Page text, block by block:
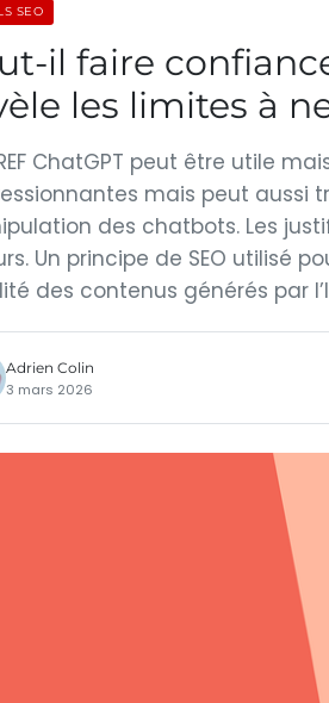
SEO
il faire
les limites à
ChatGPT peut être utile
mais peut aussi
des chatbots. Les
Un principe de SEO utilisé
des contenus générés par
Adrien Colin
3 mars 2026